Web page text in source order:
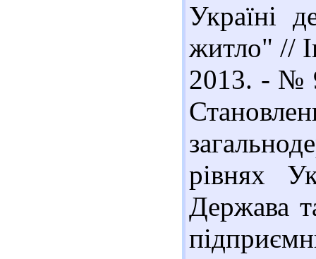
Україні
житло" //
2013. - №
рівнях
Держава